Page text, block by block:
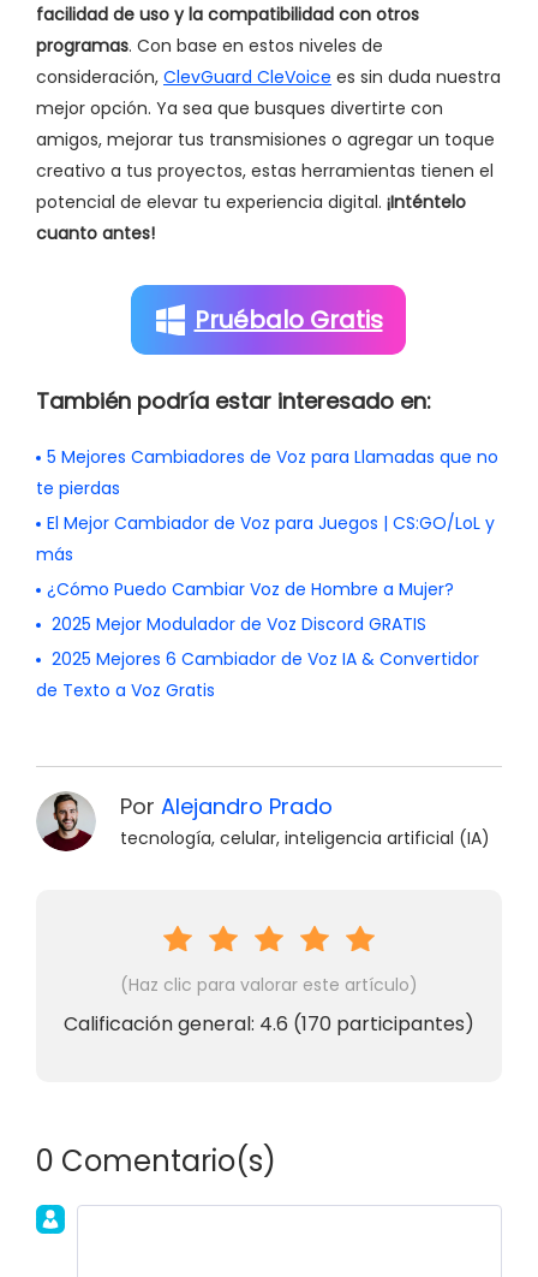
facilidad de uso y la compatibilidad con otros
programas. Con base en estos niveles de
consideración, ClevGuard CleVoice es sin duda nuestra
mejor opción. Ya sea que busques divertirte con
amigos, mejorar tus transmisiones o agregar un toque
creativo a tus proyectos, estas herramientas tienen el
potencial de elevar tu experiencia digital. ¡Inténtelo
cuanto antes!
Pruébalo Gratis
También podría estar interesado en:
5 Mejores Cambiadores de Voz para Llamadas que no
te pierdas
El Mejor Cambiador de Voz para Juegos | CS:GO/LoL y
más
¿Cómo Puedo Cambiar Voz de Hombre a Mujer?
2025 Mejor Modulador de Voz Discord GRATIS
2025 Mejores 6 Cambiador de Voz IA & Convertidor
de Texto a Voz Gratis
Por Alejandro Prado
tecnología, celular, inteligencia artificial (IA)
(Haz clic para valorar este artículo)
Calificación general: 4.6 (170 participantes)
0 Comentario(s)